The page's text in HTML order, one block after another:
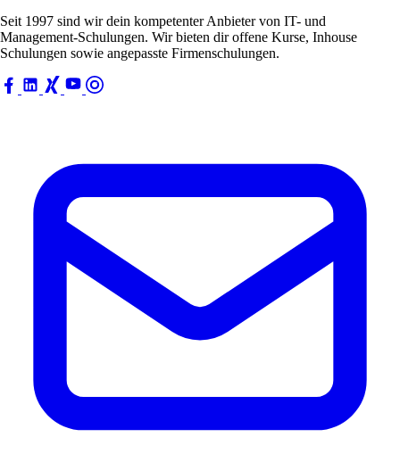
Seit 1997 sind wir dein kompetenter Anbieter von IT- und
Management-Schulungen. Wir bieten dir offene Kurse, Inhouse
Schulungen sowie angepasste Firmenschulungen.